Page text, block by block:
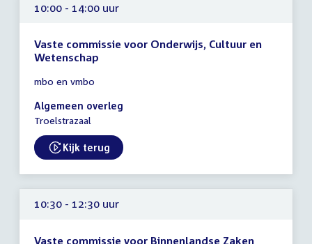
10:00 - 14:00 uur
Vaste commissie voor Onderwijs, Cultuur en
Wetenschap
vergadering
10:00
-
uur
mbo en vmbo
Algemeen overleg
Troelstrazaal
External link:
Kijk terug
10:30 - 12:30 uur
Vaste commissie voor Binnenlandse Zaken